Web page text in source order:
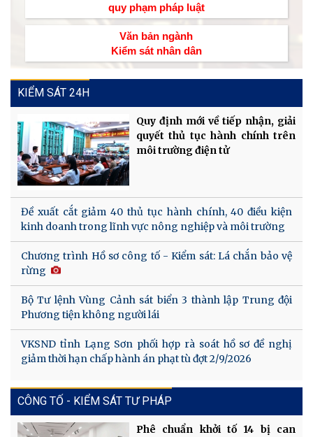
quy phạm pháp luật
Văn bản ngành
Kiểm sát nhân dân
KIỂM SÁT 24H
Quy định mới về tiếp nhận, giải
quyết thủ tục hành chính trên
môi trường điện tử
Đề xuất cắt giảm 40 thủ tục hành chính, 40 điều kiện
kinh doanh trong lĩnh vực nông nghiệp và môi trường
Chương trình Hồ sơ công tố - Kiểm sát: Lá chắn bảo vệ
rừng
Bộ Tư lệnh Vùng Cảnh sát biển 3 thành lập Trung đội
Phương tiện không người lái
VKSND tỉnh Lạng Sơn phối hợp rà soát hồ sơ đề nghị
giảm thời hạn chấp hành án phạt tù đợt 2/9/2026
CÔNG TỐ - KIỂM SÁT TƯ PHÁP
Phê chuẩn khởi tố 14 bị can